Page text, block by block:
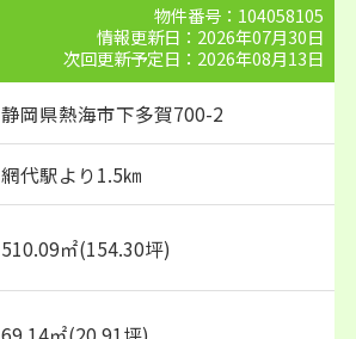
物件番号：104058105
情報更新日：2026年07月30日
次回更新予定日：2026年08月13日
静岡県熱海市下多賀700-2
網代駅より1.5㎞
510.09㎡(154.30坪)